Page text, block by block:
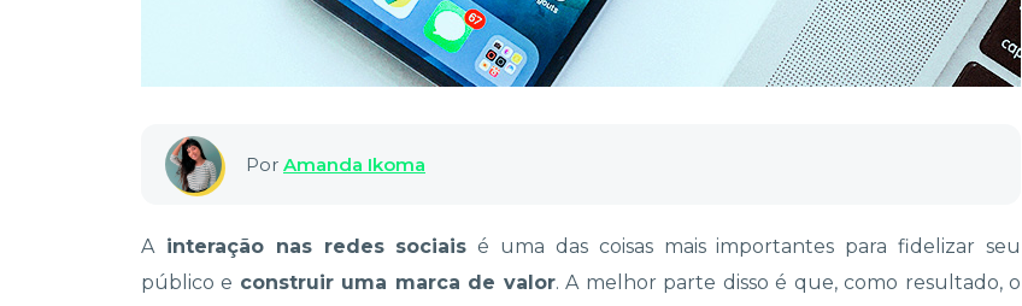
Por Amanda Ikoma
Ainteração nas redes sociais é uma das coisas mais importantes para fidelizar seu
público e construir uma marca de valor. A melhor parte disso é que, como resultado, o